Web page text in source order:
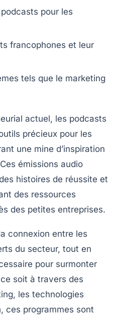
pour les
francophones et leur
tels que le marketing
actuel, les podcasts
précieux pour les
une mine d’inspiration
émissions audio
histoires de réussite et
des ressources
des petites entreprises.
connexion entre les
du secteur, tout en
pour surmonter
soit à travers des
, les technologies
ces programmes sont